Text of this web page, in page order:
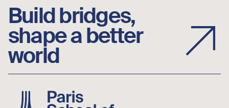
Build bridges,
shape a better
world
Image